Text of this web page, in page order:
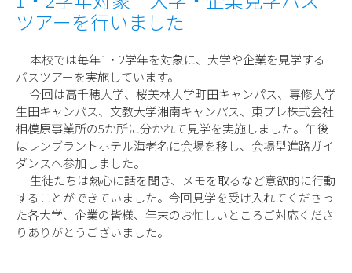
ツアーを行いました
本校では毎年1・2学年を対象に、大学や企業を見学する
バスツアーを実施しています。
今回は高千穂大学、桜美林大学町田キャンパス、専修大学
生田キャンパス、文教大学湘南キャンパス、東プレ株式会社
相模原事業所の5か所に分かれて見学を実施しました。午後
はレンブラントホテル海老名に会場を移し、会場型進路ガイ
ダンスへ参加しました。
生徒たちは熱心に話を聞き、メモを取るなど意欲的に行動
することができていました。今回見学を受け入れてくださっ
た各大学、企業の皆様、年末のお忙しいところご対応くださ
りありがとうございました。